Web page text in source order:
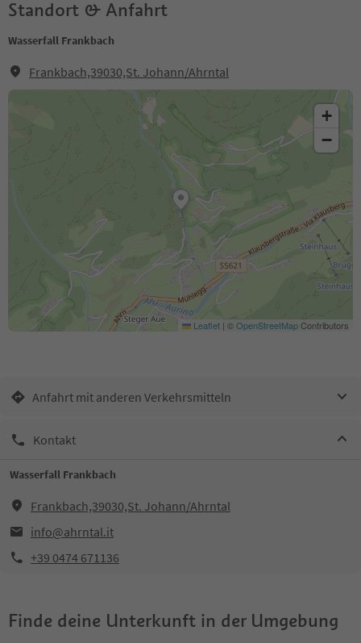
Standort & Anfahrt
Wasserfall Frankbach
Frankbach,39030,St. Johann/Ahrntal
+
−
Leaflet | ©OpenStreetMapContributors
Anfahrt mit anderen Verkehrsmitteln
Kontakt
Wasserfall Frankbach
Frankbach,39030,St. Johann/Ahrntal
info@ahrntal.it
+39 0474 671136
Finde deine Unterkunft in der Umgebung